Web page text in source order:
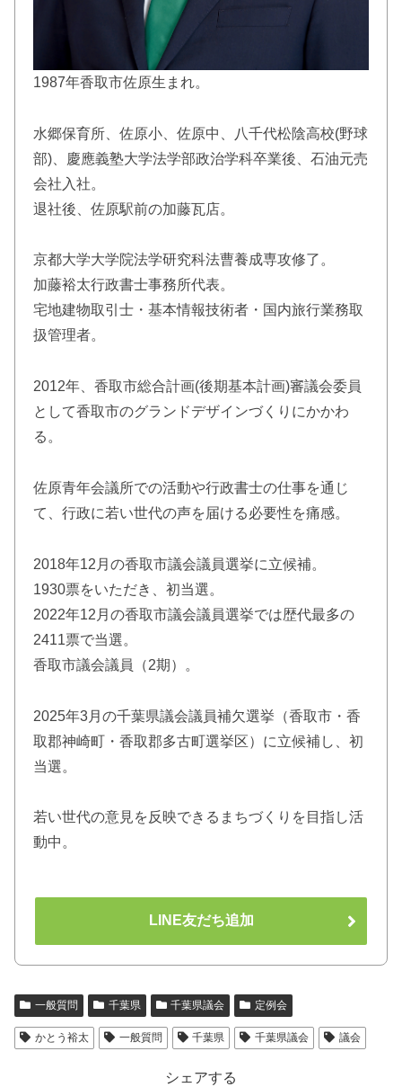
1987年香取市佐原生まれ。
水郷保育所、佐原小、佐原中、八千代松陰高校(野球
部)、慶應義塾大学法学部政治学科卒業後、石油元売
会社入社。
退社後、佐原駅前の加藤瓦店。
京都大学大学院法学研究科法曹養成専攻修了。
加藤裕太行政書士事務所代表。
宅地建物取引士・基本情報技術者・国内旅行業務取
扱管理者。
2012年、香取市総合計画(後期基本計画)審議会委員
として香取市のグランドデザインづくりにかかわ
る。
佐原青年会議所での活動や行政書士の仕事を通じ
て、行政に若い世代の声を届ける必要性を痛感。
2018年12月の香取市議会議員選挙に立候補。
1930票をいただき、初当選。
2022年12月の香取市議会議員選挙では歴代最多の
2411票で当選。
香取市議会議員（2期）。
2025年3月の千葉県議会議員補欠選挙（香取市・香
取郡神崎町・香取郡多古町選挙区）に立候補し、初
当選。
若い世代の意見を反映できるまちづくりを目指し活
動中。
LINE友だち追加
一般質問 千葉県 千葉県議会 定例会
かとう裕太 一般質問 千葉県 千葉県議会 議会
シェアする